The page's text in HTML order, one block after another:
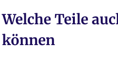
Welche Teile
können